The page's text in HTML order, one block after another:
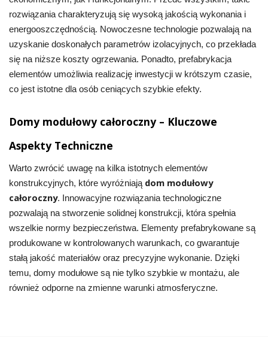
rozwiązania charakteryzują się wysoką jakością wykonania i
energooszczędnością. Nowoczesne technologie pozwalają na
uzyskanie doskonałych parametrów izolacyjnych, co przekłada
się na niższe koszty ogrzewania. Ponadto, prefabrykacja
elementów umożliwia realizację inwestycji w krótszym czasie,
co jest istotne dla osób ceniących szybkie efekty.
Domy modułowy całoroczny – Kluczowe
Aspekty Techniczne
Warto zwrócić uwagę na kilka istotnych elementów
konstrukcyjnych, które wyróżniają dom modułowy
całoroczny. Innowacyjne rozwiązania technologiczne
pozwalają na stworzenie solidnej konstrukcji, która spełnia
wszelkie normy bezpieczeństwa. Elementy prefabrykowane są
produkowane w kontrolowanych warunkach, co gwarantuje
stałą jakość materiałów oraz precyzyjne wykonanie. Dzięki
temu, domy modułowe są nie tylko szybkie w montażu, ale
również odporne na zmienne warunki atmosferyczne.